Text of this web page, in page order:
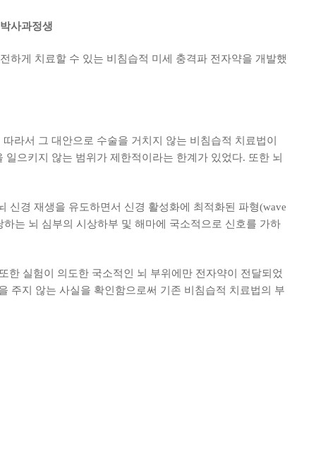
사과정생
하게 치료할 수 있는 비침습적 미세 충격파 전자약을 개발했
라서 그 대안으로 수술을 거치지 않는 비침습적 치료법이
으키지 않는 범위가 제한적이라는 한계가 있었다. 또한 뇌
신경 재생을 유도하면서 신경 활성화에 최적화된 파형(wave
는 뇌 심부의 시상하부 및 해마에 국소적으로 신호를 가하
한 실험이 의도한 국소적인 뇌 부위에만 전자약이 전달되었
주지 않는 사실을 확인함으로써 기존 비침습적 치료법의 부